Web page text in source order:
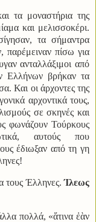
τα μοναστήρια της
και μελισσοκέρι.
τα σήμαντρα
πίσω για
ανταλλάξιμοι από
Ελλήνων βρήκαν τα
Και οι άρχοντες της
αρχοντικά τους,
σε σκηνές και
φωνάζουν Τούρκους
αυτούς
που
έδιωξαν από τη γη
τους Έλληνες.Ίλεως
πολλά, «ἅτινα ἐὰν